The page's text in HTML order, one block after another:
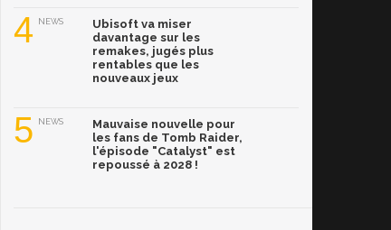
4 NEWS
Ubisoft va miser
davantage sur les
remakes, jugés plus
rentables que les
nouveaux jeux
5 NEWS
Mauvaise nouvelle pour
les fans de Tomb Raider,
l'épisode "Catalyst" est
repoussé à 2028 !